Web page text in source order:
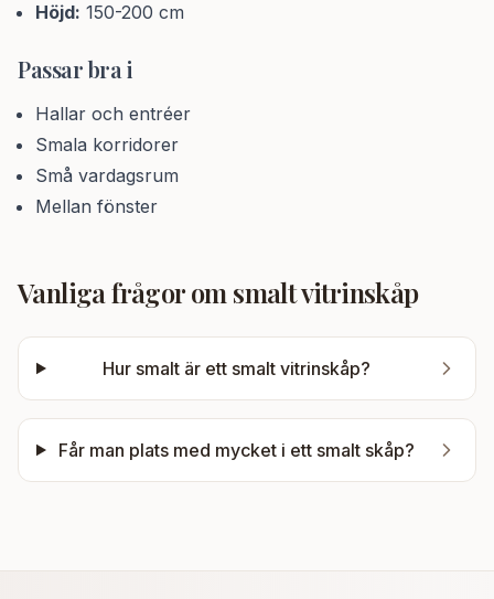
Höjd: 150-200 cm
Passar bra i
Hallar och entréer
Smala korridorer
Små vardagsrum
Mellan fönster
Vanliga frågor om smalt vitrinskåp
Hur smalt är ett smalt vitrinskåp?
Får man plats med mycket i ett smalt skåp?